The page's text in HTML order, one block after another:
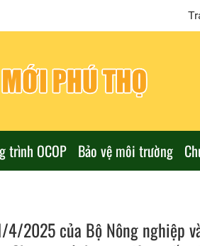
trình OCOP Bảo vệ môi trường
4/2025 của Bộ Nông nghiệp